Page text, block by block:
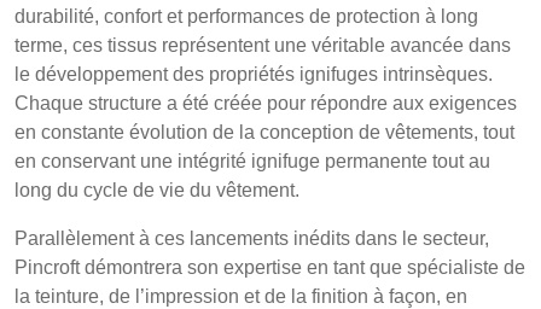
durabilité, confort et performances de protection à long
terme, ces tissus représentent une véritable avancée dans
le développement des propriétés ignifuges intrinsèques.
Chaque structure a été créée pour répondre aux exigences
en constante évolution de la conception de vêtements, tout
en conservant une intégrité ignifuge permanente tout au
long du cycle de vie du vêtement.
Parallèlement à ces lancements inédits dans le secteur,
Pincroft démontrera son expertise en tant que spécialiste de
la teinture, de l’impression et de la finition à façon, en